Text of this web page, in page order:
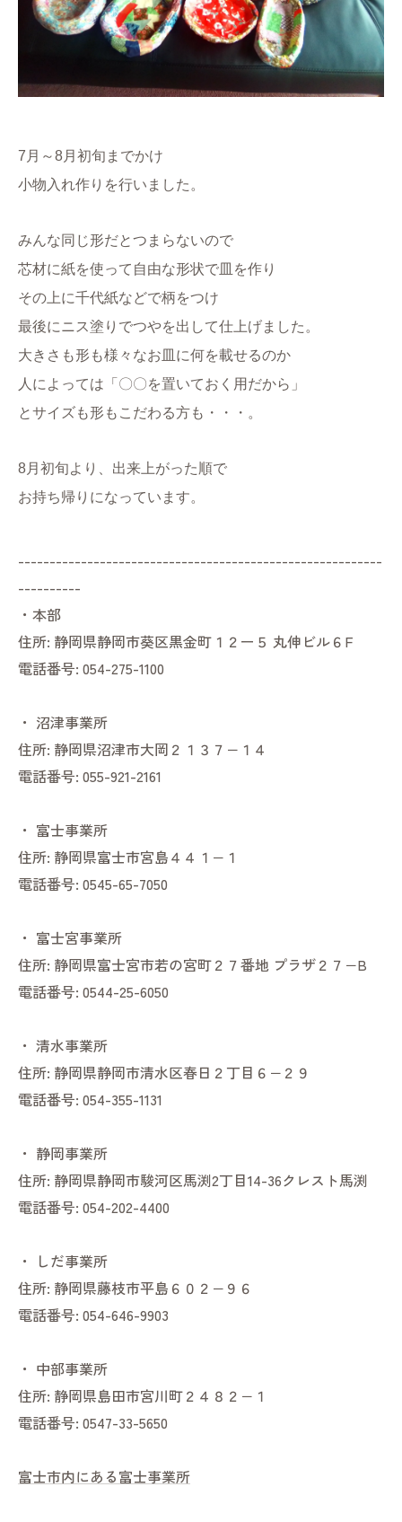
7月～8月初旬までかけ
小物入れ作りを行いました。
みんな同じ形だとつまらないので
芯材に紙を使って自由な形状で皿を作り
その上に千代紙などで柄をつけ
最後にニス塗りでつやを出して仕上げました。
大きさも形も様々なお皿に何を載せるのか
人によっては「〇〇を置いておく用だから」
とサイズも形もこだわる方も・・・。
8月初旬より、出来上がった順で
お持ち帰りになっています。
----------------------------------------------------------
----------
・本部
住所: 静岡県静岡市葵区黒金町１２ー５ 丸伸ビル６F
電話番号: 054-275-1100
・ 沼津事業所
住所: 静岡県沼津市大岡２１３７−１４
電話番号: 055-921-2161
・ 富士事業所
住所: 静岡県富士市宮島４４１−１
電話番号: 0545-65-7050
・ 富士宮事業所
住所: 静岡県富士宮市若の宮町２７番地 プラザ２７−B
電話番号: 0544-25-6050
・ 清水事業所
住所: 静岡県静岡市清水区春日２丁目６−２９
電話番号: 054-355-1131
・ 静岡事業所
住所: 静岡県静岡市駿河区馬渕2丁目14-36クレスト馬渕
電話番号: 054-202-4400
・
しだ事業所
住所: 静岡県藤枝市平島６０２−９６
電話番号: 054-646-9903
・ 中部事業所
住所: 静岡県島田市宮川町２４８２−１
電話番号: 0547-33-5650
富士市内にある富士事業所